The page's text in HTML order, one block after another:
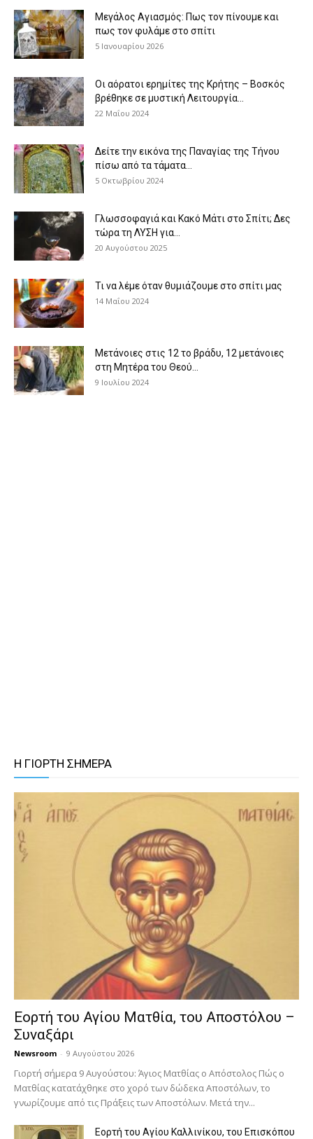
Μεγάλος Αγιασμός: Πως τον πίνουμε και
πως τον φυλάμε στο σπίτι
5 Ιανουαρίου 2026
Οι αόρατοι ερημίτες της Κρήτης – Βοσκός
βρέθηκε σε μυστική Λειτουργία...
22 Μαΐου 2024
Δείτε την εικόνα της Παναγίας της Τήνου
πίσω από τα τάματα...
5 Οκτωβρίου 2024
Γλωσσοφαγιά και Κακό Μάτι στο Σπίτι; Δες
τώρα τη ΛΥΣΗ για...
20 Αυγούστου 2025
Τι να λέμε όταν θυμιάζουμε στο σπίτι μας
14 Μαΐου 2024
Μετάνοιες στις 12 το βράδυ, 12 μετάνοιες
στη Μητέρα του Θεού...
9 Ιουλίου 2024
Η ΓΙΟΡΤΗ ΣΗΜΕΡΑ
Εορτή του Αγίου Ματθία, του Αποστόλου –
Συναξάρι
Newsroom - 9 Αυγούστου 2026
Γιορτή σήμερα 9 Αυγούστου: Άγιος Ματθίας ο Απόστολος Πώς ο
Ματθίας κατατάχθηκε στο χορό των δώδεκα Αποστόλων, το
γνωρίζουμε από τις Πράξεις των Αποστόλων. Μετά την...
Εορτή του Αγίου Καλλινίκου, του Επισκόπου